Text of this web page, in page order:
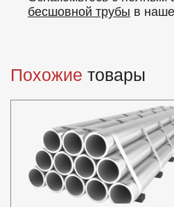
бесшовной трубы в
Похожие товары